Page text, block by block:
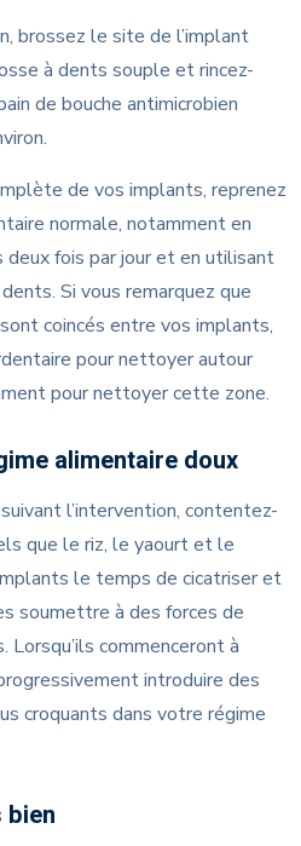
brossez le site de l’implant
à dents souple et rincez-
de bouche antimicrobien
de vos implants, reprenez
normale, notamment en
fois par jour et en utilisant
Si vous remarquez que
coincés entre vos implants,
pour nettoyer autour
pour nettoyer cette zone.
alimentaire doux
l’intervention, contentez-
que le riz, le yaourt et le
le temps de cicatriser et
soumettre à des forces de
commenceront à
introduire des
croquants dans votre régime
bien